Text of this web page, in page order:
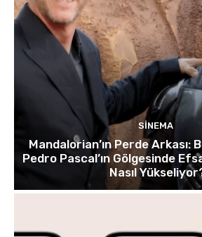
SINEMA
Mandalorian’ın Perde Arkası:
Pedro Pascal’ın Gölgesinde
Nasıl